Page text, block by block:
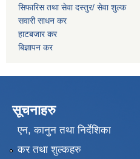
सिफारिस तथा सेवा दस्तुर/ सेवा शुल्क
सवारी साधन कर
हाटबजार कर
बिज्ञापन कर
सूचनाहरु
एन, कानुन तथा निर्देशिका
कर तथा शुल्कहरु